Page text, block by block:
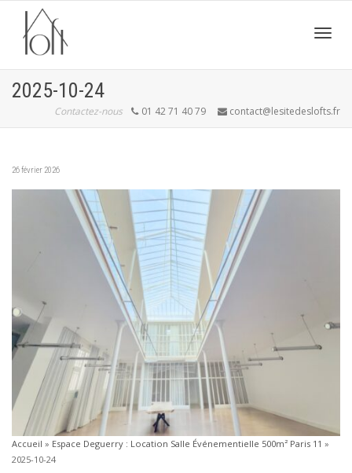
2025-10-24
Contactez-nous 01 42 71 40 79 contact@lesitedeslofts.fr
26 février 2026
Accueil » Espace Deguerry : Location Salle Événementielle 500m² Paris 11 »
2025-10-24